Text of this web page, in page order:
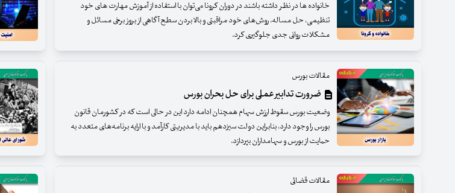
خانواده ها در نظر داشته باشند در دوران کرونا می‌توان با استفاده از آموزش مهارت‌ های خود
تنظیمی، حل مساله، روش‌های خود مراقبتی و بالا بردن سطح آگاهی از بروز برخی مسائل و
مشکلات روانی جدی جلوگیری کرد.
مقالات بورس
ضرورت تدابیر عملی برای حل بحران بورس
وضعیت بورس سقوط ارزش سهام همچنان ادامه دارد این در حالی است که در کشورمان قانون
بورس را وجود دارد، بنابراین دولت سیزدهم باید با مدیریتی کارآمد و با ارایه برنامه‌های متعدد به
حمایت از بورس و سهامداران بپردازد.
مقالات قضائی